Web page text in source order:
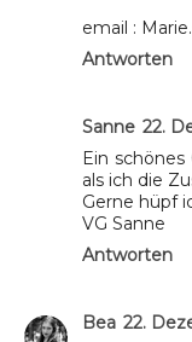
email :
Antworten
Sanne 22.
Ein
als ich die
Gerne hüpf
VG Sanne
Antworten
Bea 22.